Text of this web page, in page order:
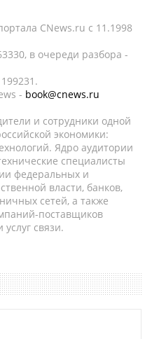
CNews.ru c 11.1998
в очереди разбора -
- book@cnews.ru
и сотрудники одной
экономики:
Ядро аудитории
специалисты
федеральных и
власти, банков,
сетей, а также
поставщиков
связи.